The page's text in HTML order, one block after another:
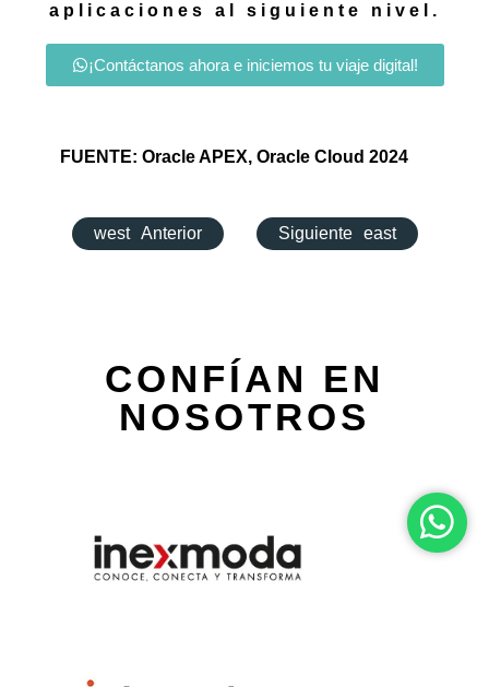
aplicaciones al siguiente nivel.
¡Contáctanos ahora e iniciemos tu viaje digital!
FUENTE: Oracle APEX, Oracle Cloud 2024
west Anterior Siguiente east
CONFÍAN EN
NOSOTROS